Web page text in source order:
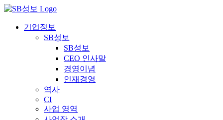
콘
기업정보
SB성보
SB성보
CEO 인사말
경영이념
인재경영
역사
CI
사업 영역